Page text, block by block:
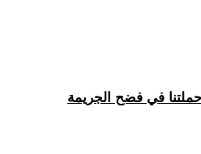
في فضح الجريمة